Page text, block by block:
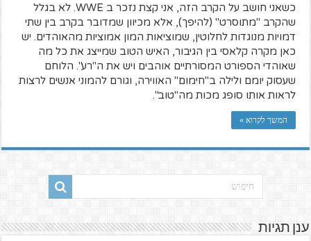
כשאני חושב על הקרב הזה, אני קצת נזכר ב WWE. לא בגלל
שהקרב "מתוסרט" (להיפך), אלא מכיוון שמדובר בקרב בין שתי
דמויות מנוגדות לחלוטין, שמוציאות המון אמוציות מהאוהדים. יש
כאן מקרה קלאסי בין הגיבור, האיש הטוב שמייצג את כל מה
שאוהדי הספורט המסורתיים אוהבים ויש את ה"רע". הלוחם
שעסוק יומם ולילה ב"חימום" האווירה, וגורם להמוני אנשים לרצות
לראות אותו סופג מכות מה"טוב".
המשך לקרוא »
ענן תגיות